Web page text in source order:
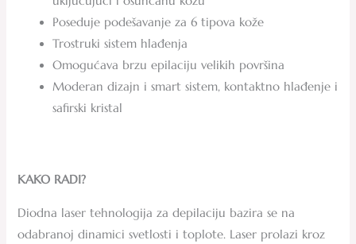
Poseduje podešavanje za 6 tipova kože
Trostruki sistem hlađenja
Omogućava brzu epilaciju velikih površina
Moderan dizajn i smart sistem, kontaktno hlađenje i
safirski kristal
KAKO RADI?
Diodna laser tehnologija za depilaciju bazira se na
odabranoj dinamici svetlosti i toplote. Laser prolazi kroz